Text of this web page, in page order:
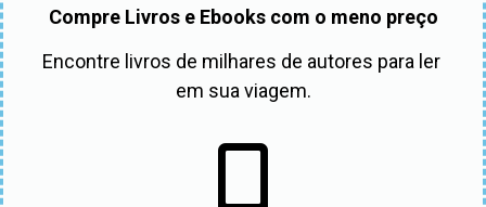
Compre Livros e Ebooks com o meno preço
Encontre livros de milhares de autores para ler
em sua viagem.